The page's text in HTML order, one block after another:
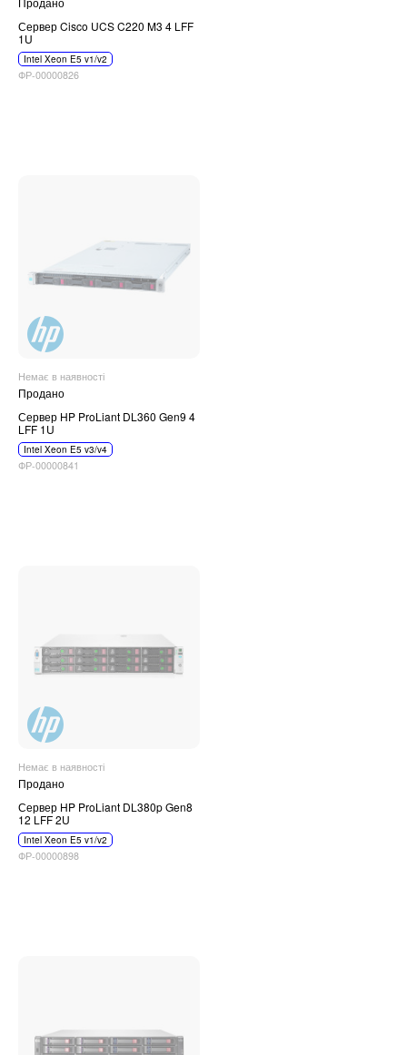
Сервер Cisco UCS C220 M3 4 LFF
1U
Intel Xeon E5 v1/v2
ФР-00000826
Немає в наявності
Продано
Сервер HP ProLiant DL360 Gen9 4
LFF 1U
Intel Xeon E5 v3/v4
ФР-00000841
Немає в наявності
Продано
Сервер HP ProLiant DL380p Gen8
12 LFF 2U
Intel Xeon E5 v1/v2
ФР-00000898